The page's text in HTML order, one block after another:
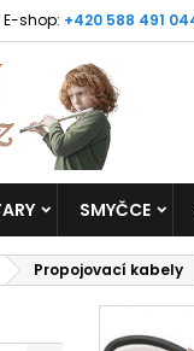
E-shop: +420 588 491
SMYČCE
Propojovací kabely